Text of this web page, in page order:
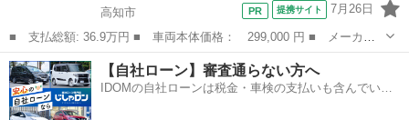
高知市
提携サイト 7月26日
■ 支払総額: 36.9万円 ■ 車両本体価格： 299,000 円 ■ メーカー
名： ホンダ ■ 車種名： ライフ ■ グレード名： Ｇ特別仕様車
ＨＩＤスマートスペシャル キーレスエントリー パワーウインド
ウ オートエア...
高知 高知市 ライフ スマート
【自社ローン】審査通らない方へ
IDOMの自社ローンは税金・車検の支払いも含んでいる